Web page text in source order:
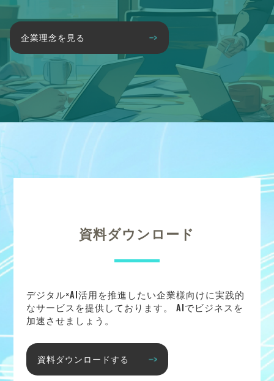
企業理念を見る
資料ダウンロード
デジタル×AI活用を推進したい企業様向けに実践的
なサービスを提供しております。 AIでビジネスを
加速させましょう。
資料ダウンロードする